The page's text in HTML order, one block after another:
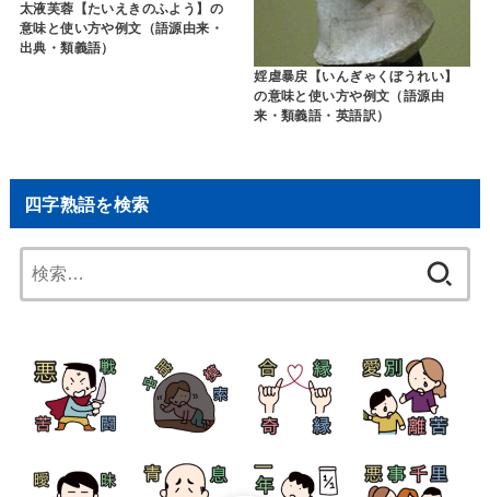
太液芙蓉【たいえきのふよう】の
意味と使い方や例文（語源由来・
出典・類義語）
婬虐暴戻【いんぎゃくぼうれい】
の意味と使い方や例文（語源由
来・類義語・英語訳）
四字熟語を検索
索: